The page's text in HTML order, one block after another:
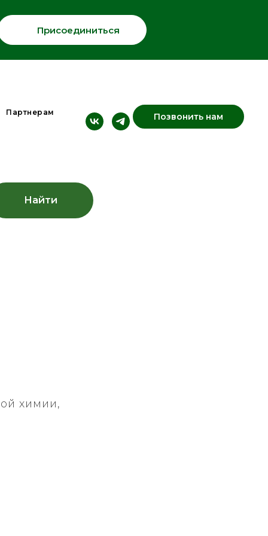
Присоединиться
Партнерам
Позвонить нам
Найти
химии,